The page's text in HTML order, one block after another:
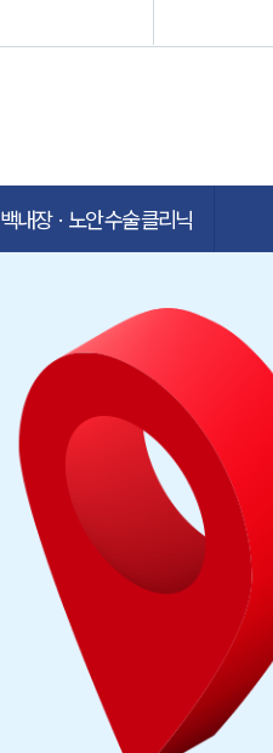
백내장ㆍ노안 수술 클리닉